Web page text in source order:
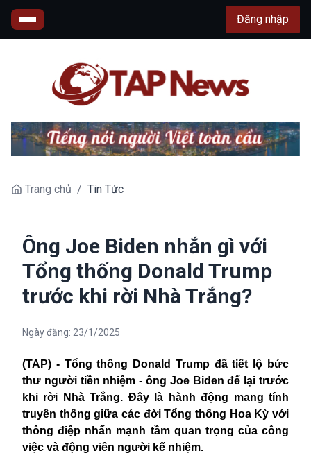
Đăng nhập
Trang chủ / Tin Tức
Ông Joe Biden nhắn gì với
Tổng thống Donald Trump
trước khi rời Nhà Trắng?
Ngày đăng: 23/1/2025
(TAP) - Tổng thống Donald Trump đã tiết lộ bức
thư người tiền nhiệm- ông Joe Biden để lại trước
khi rời Nhà Trắng. Đây là
hành động mang tính
truyền thống giữa các đờiTổng thống Hoa Kỳvới
thông điệp nhấn mạnh tầm quan trọng của công
việc và động viên người kế nhiệm.